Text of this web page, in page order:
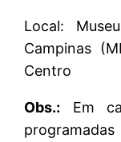
Local:
Campinas
Centro
Obs.: Em